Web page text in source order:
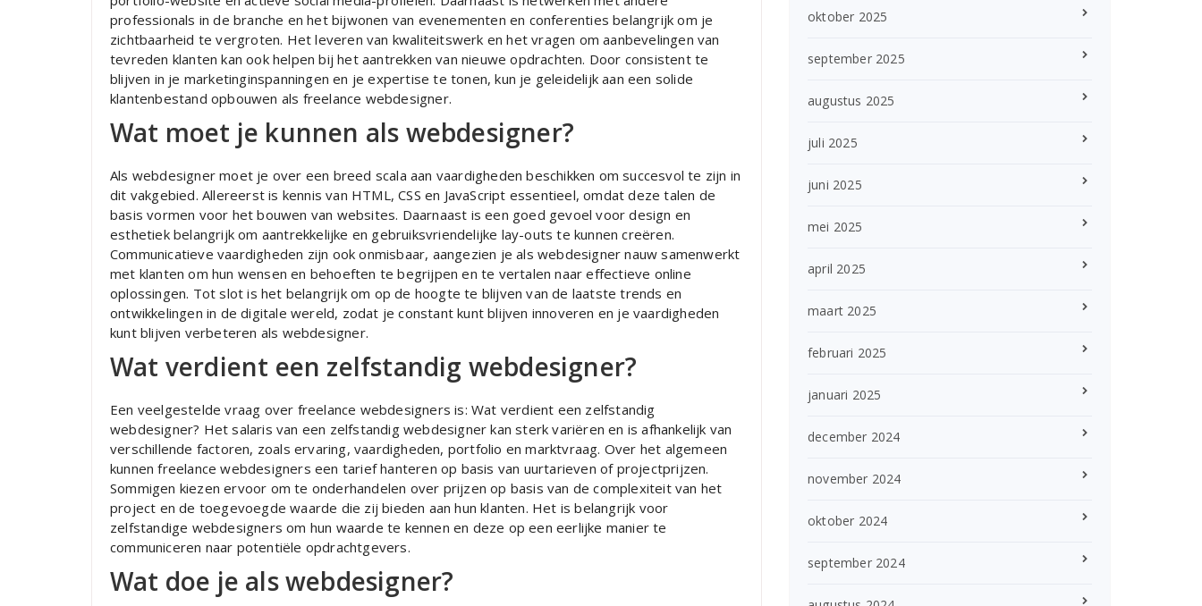
professionals in de branche en het bijwonen van evenementen en conferenties belangrijk om je
zichtbaarheid te vergroten. Het leveren van kwaliteitswerk en het vragen om aanbevelingen van
tevreden klanten kan ook helpen bij het aantrekken van nieuwe opdrachten. Door consistent te
blijven in je marketinginspanningen en je expertise te tonen, kun je geleidelijk aan een solide
klantenbestand opbouwen als freelance webdesigner.
Wat moet je kunnen als webdesigner?
Als webdesigner moet je over een breed scala aan vaardigheden beschikken om succesvol te zijn in
dit vakgebied. Allereerst is kennis van HTML, CSS en JavaScript essentieel, omdat deze talen de
basis vormen voor het bouwen van websites. Daarnaast is een goed gevoel voor design en
esthetiek belangrijk om aantrekkelijke en gebruiksvriendelijke lay-outs te kunnen creëren.
Communicatieve vaardigheden zijn ook onmisbaar, aangezien je als webdesigner nauw samenwerkt
met klanten om hun wensen en behoeften te begrijpen en te vertalen naar effectieve online
oplossingen. Tot slot is het belangrijk om op de hoogte te blijven van de laatste trends en
ontwikkelingen in de digitale wereld, zodat je constant kunt blijven innoveren en je vaardigheden
kunt blijven verbeteren als webdesigner.
Wat verdient een zelfstandig webdesigner?
Een veelgestelde vraag over freelance webdesigners is: Wat verdient een zelfstandig
webdesigner? Het salaris van een zelfstandig webdesigner kan sterk variëren en is afhankelijk van
verschillende factoren, zoals ervaring, vaardigheden, portfolio en marktvraag. Over het algemeen
kunnen freelance webdesigners een tarief hanteren op basis van uurtarieven of projectprijzen.
Sommigen kiezen ervoor om te onderhandelen over prijzen op basis van de complexiteit van het
project en de toegevoegde waarde die zij bieden aan hun klanten. Het is belangrijk voor
zelfstandige webdesigners om hun waarde te kennen en deze op een eerlijke manier te
communiceren naar potentiële opdrachtgevers.
Wat doe je als webdesigner?
oktober 2025
september 2025
augustus 2025
juli 2025
juni 2025
mei 2025
april 2025
maart 2025
februari 2025
januari 2025
december 2024
november 2024
oktober 2024
september 2024